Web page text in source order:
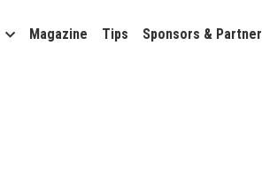
Magazine Tips Sponsors &